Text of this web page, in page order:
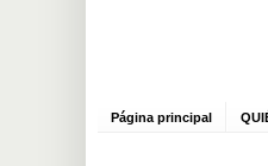
Página principal